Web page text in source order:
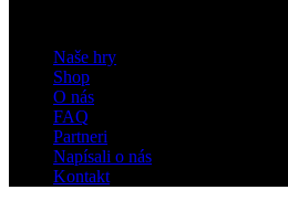
Naše hry
Shop
O nás
FAQ
Partneri
Napísali o nás
Kontakt